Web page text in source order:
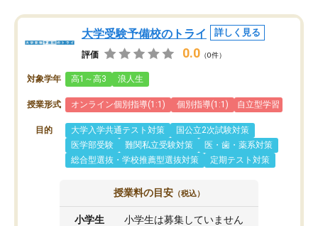
大学受験予備校のトライ 詳しく見る
評価 0.0 （0件）
対象学年 高1～高3 浪人生
授業形式 オンライン個別指導(1:1) 個別指導(1:1) 自立型学習
目的 大学入学共通テスト対策
国公立2次試験対策
医学部受験
難関私立受験対策
医・歯・薬系対策
総合型選抜・学校推薦型選抜対策
定期テスト対策
授業料の目安 （税込）
小学生 小学生は募集していません